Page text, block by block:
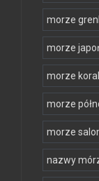
morze
morze
morze
morze
morze
nazwy